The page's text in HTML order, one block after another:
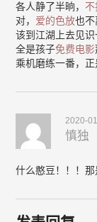
各人静了半晌，
对， 爱的色放也
该到江湖上去见
全是孩子免费电影
乘机磨练一番，正
2020-
慎独
什么憨豆！！！